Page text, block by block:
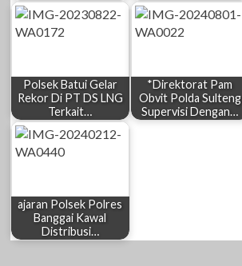
Polsek Batui Gelar
Rekor Di PT DS LNG
Terkait…
*Direktorat Pam
Obvit Polda Sulteng
Supervisi Dengan…
ajaran Polsek Polres
Banggai Kawal
Distribusi…